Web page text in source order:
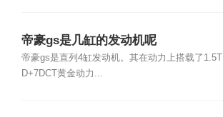
帝豪gs是几缸的发动机呢
帝豪gs是直列4缸发动机。其在动力上搭载了1.5T
D+7DCT黄金动力...